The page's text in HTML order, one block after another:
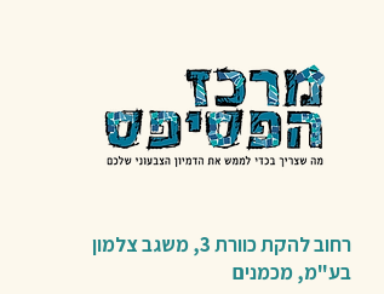
רחוב להקת כוורת 3,
משגב צלמון
בע"מ,מכמנים​